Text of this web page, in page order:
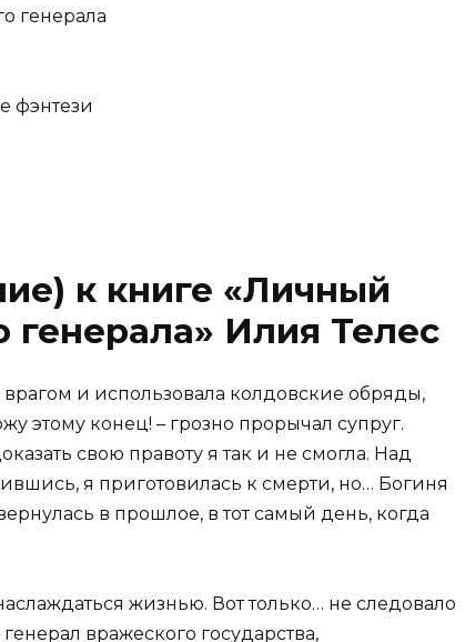
генерала
фэнтези
к книге «Личный
генерала» Илия Телес
и использовала колдовские обряды,
этому конец! – грозно прорычал супруг.
свою правоту я так и не смогла. Над
я приготовилась к смерти, но… Богиня
в прошлое, в тот самый день, когда
жизнью. Вот только… не следовало
вражеского государства,